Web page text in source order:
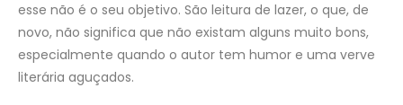
esse não é o seu objetivo. São leitura de lazer, o que, de
novo, não significa que não existam alguns muito bons,
especialmente quando o autor tem humor e uma verve
literária aguçados.